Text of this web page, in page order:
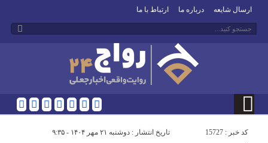
ارسال شایعه درباره ما ارتباط با ما
کد خبر : 15727 تاریخ انتشار : دوشنبه ۲۱ مهر ۱۴۰۴ - ۹:۳۵